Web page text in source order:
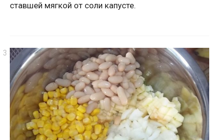
ставшей мягкой от соли капусте.